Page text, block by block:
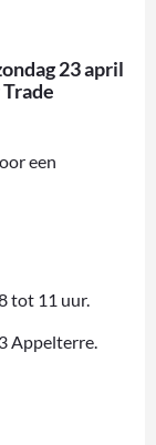
23 april
een
tot 11 uur.
Appelterre.